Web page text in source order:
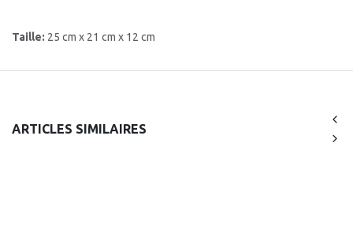
Taille: 25 cm x 21 cm x 12 cm
ARTICLES SIMILAIRES